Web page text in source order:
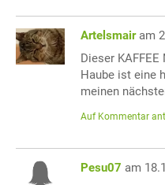
Artelsmair am
Dieser KAFFEE
Haube ist eine
meinen
Auf Kommentar
Pesu07 am